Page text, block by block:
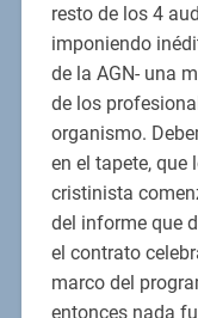
resto de los 4
imponiendo
de la AGN- una
de los
organismo.
en el tapete, que
cristinista
del informe que
el contrato
marco del
entonces nada